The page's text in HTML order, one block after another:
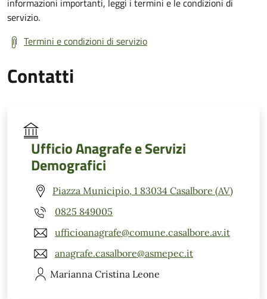
servizio.
Termini e condizioni di servizio
Contatti
Ufficio Anagrafe e Servizi
Demografici
Piazza Municipio, 1 83034 Casalbore (AV)
0825 849005
ufficioanagrafe@comune.casalbore.av.it
anagrafe.casalbore@asmepec.it
Marianna Cristina Leone